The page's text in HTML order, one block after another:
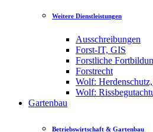
Weitere Dienstleistungen
Ausschreibungen
Forst-IT, GIS
Forstliche
Forstrecht
Wolf:
Wolf:
Gartenbau
Betriebswirtschaft & Gartenbau